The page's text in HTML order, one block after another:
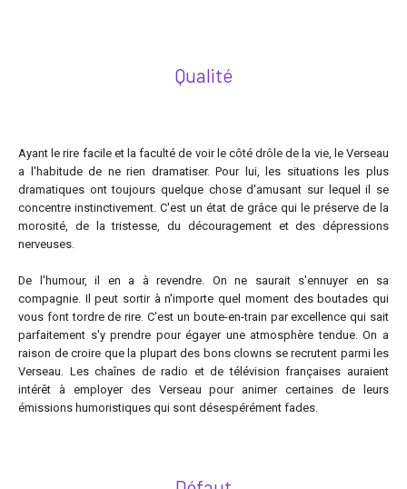
Qualité
Ayant le rire facile et la faculté de voir le côté drôle de la vie, le Verseau
a l'habitude de ne rien dramatiser. Pour lui, les situations les plus
dramatiques ont toujours quelque chose d'amusant sur lequel il se
concentre instinctivement. C'est un état de grâce qui le préserve de la
morosité, de la tristesse, du découragement et des dépressions
nerveuses.
De l'humour, il en a à revendre. On ne saurait s'ennuyer en sa
compagnie. Il peut sortir à n'importe quel moment des boutades qui
vous font tordre de rire. C'est un boute-en-train par excellence qui sait
parfaitement s'y prendre pour égayer une atmosphère tendue. On a
raison de croire que la plupart des bons clowns se recrutent parmi les
Verseau. Les chaînes de radio et de télévision françaises auraient
intérêt à employer des Verseau pour animer certaines de leurs
émissions humoristiques qui sont désespérément fades.